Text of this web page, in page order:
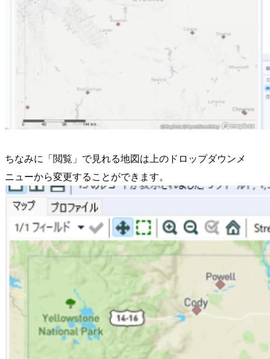
ちなみに「閲覧」で見れる地図は上のドロップダウンメ
ニューから変更することができます。